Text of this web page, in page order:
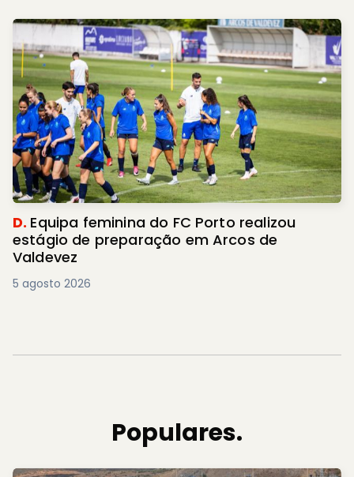
D. Equipa feminina do FC Porto realizou
estágio de preparação em Arcos de
Valdevez
5 agosto 2026
Populares.